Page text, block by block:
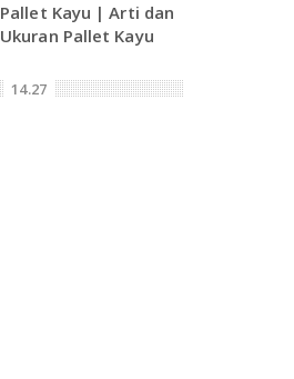
Pallet Kayu | Arti dan
Ukuran Pallet Kayu
14.27